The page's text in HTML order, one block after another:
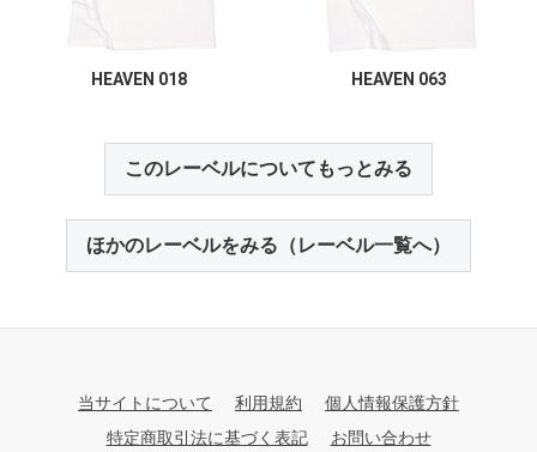
HEAVEN 018 HEAVEN 063
このレーベルについてもっとみる
ほかのレーベルをみる（レーベル一覧へ）
当サイトについて 利用規約
個人情報保護方針
特定商取引法に基づく表記
お問い合わせ